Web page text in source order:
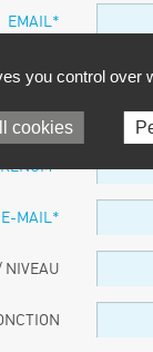
EMAIL*
*
E-MAIL*
NIVEAU
you control over
cookies